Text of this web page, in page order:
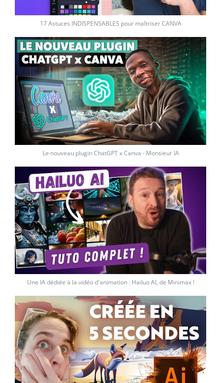
17 Astuces INDISPENSABLES pour maîtriser CANVA
Le nouveau plugin ChatGPT x Canva - Monsieur IA
Une IA dédiée à la vidéo d'animation : Hailuo AI, de Minimax !